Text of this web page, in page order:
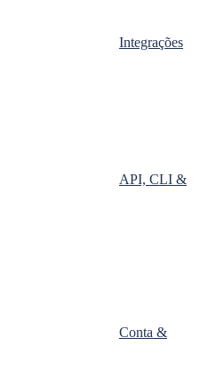
Integrações
API, CLI &
Conta &